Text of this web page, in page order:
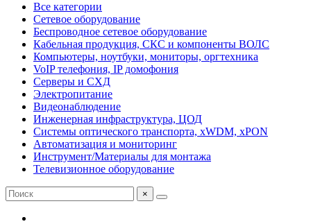
Все категории
Сетевое оборудование
Беспроводное сетевое оборудование
Кабельная продукция, СКС и компоненты ВОЛС
Компьютеры, ноутбуки, мониторы, оргтехника
VoIP телефония, IP домофония
Серверы и СХД
Электропитание
Видеонаблюдение
Инженерная инфраструктура, ЦОД
Системы оптического транспорта, xWDM, xPON
Автоматизация и мониторинг
Инструмент/Материалы для монтажа
Телевизионное оборудование
×